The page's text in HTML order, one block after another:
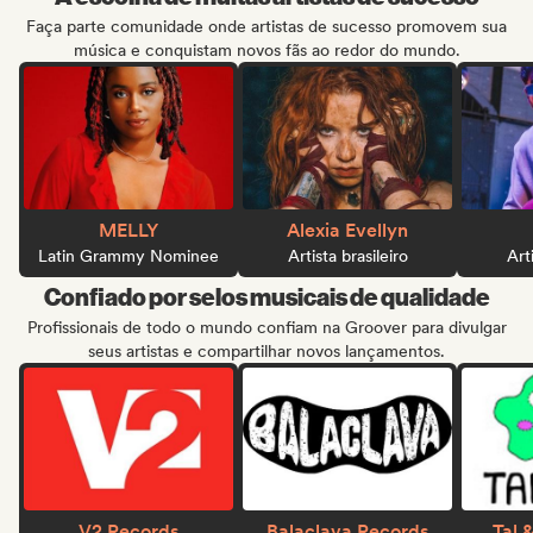
Faça parte comunidade onde artistas de sucesso promovem sua
música e conquistam novos fãs ao redor do mundo.
MELLY
Latin Grammy Nominee
Alexia Evellyn
Artista brasileiro
Confiado por selos musicais de qualidade
Profissionais de todo o mundo confiam na Groover para divulgar
seus artistas e compartilhar novos lançamentos.